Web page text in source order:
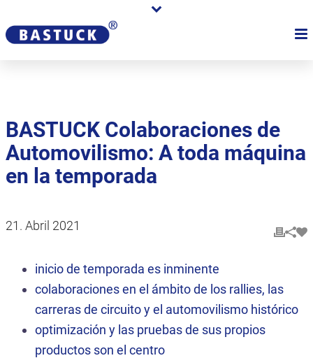
BASTUCK Colaboraciones de
Automovilismo: A toda máquina
en la temporada
21. Abril 2021
inicio de temporada es inminente
colaboraciones en el ámbito de los rallies, las
carreras de circuito y el automovilismo histórico
optimización y las pruebas de sus propios
productos son el centro